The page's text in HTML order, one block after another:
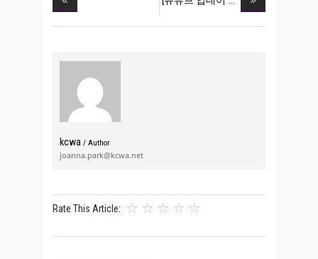
kcwa / Author
joanna.park@kcwa.net
Rate This Article: